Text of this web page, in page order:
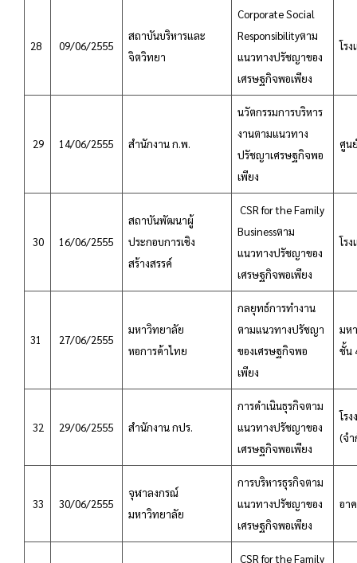
28 09/06/2555
สถาบันบริหารและ
จิตวิทยา
Corporate Social
Responsibilityตาม
แนวทางปรัชญาของ
เศรษฐกิจพอเพียง
โร
29 14/06/2555 สำนักงาน ก.พ.
นวัตกรรมการบริหาร
งานตามแนวทาง
ปรัชญาเศรษฐกิจพอ
เพียง
ศูน
30 16/06/2555
สถาบันพัฒนาผู้
ประกอบการเชิง
สร้างสรรค์
CSR for the Family
Businessตาม
แนวทางปรัชญาของ
เศรษฐกิจพอเพียง
โร
31 27/06/2555
มหาวิทยาลัย
หอการค้าไทย
กลยุทธ์การทำงาน
ตามแนวทางปรัชญา
ของเศรษฐกิจพอ
เพียง
มห
ชั้น
32 29/06/2555 สำนักงาน กปร.
การดำเนินธุรกิจตาม
แนวทางปรัชญาของ
เศรษฐกิจพอเพียง
โร
(จ
33 30/06/2555
จุฬาลงกรณ์
มหาวิทยาลัย
การบริหารธุรกิจตาม
แนวทางปรัชญาของ
เศรษฐกิจพอเพียง
อา
CSR for the Family